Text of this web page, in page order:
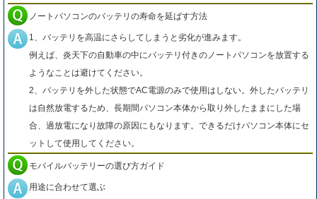
ノートパソコンのバッテリの寿命を延ばす方法
1、バッテリを高温にさらしてしまうと劣化が進みます。
例えば、炎天下の自動車の中にバッテリ付きのノートパソコンを放置する
ようなことは避けてください。
2、バッテリを外した状態でAC電源のみで使用はしない。外したバッテリ
は自然放電するため、長期間パソコン本体から取り外したままにした場
合、過放電になり故障の原因にもなります。できるだけパソコン本体にセ
ットして使用してください。
モバイルバッテリーの選び方ガイド
用途に合わせて選ぶ